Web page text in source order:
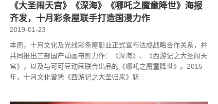
《大圣闹天宫》《深海》《哪吒之魔童降世》海报
齐发，十月彩条屋联手打造国漫力作
2019-01-23
本周，十月文化及光线彩条屋影业正式宣布达成战略合作关系，并
共同推出三部国产动画电影力作：《深海》、《西游记之大圣闹天
宫》，以及与可可豆动画联合出品的《哪吒之魔童降世》。2015
年，十月文化曾凭《西游记之大圣归来》斩...